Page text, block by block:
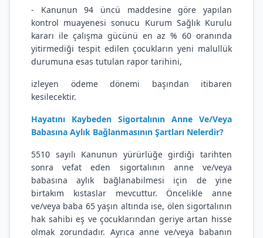
- Kanunun 94 üncü maddesine göre yapılan
kontrol muayenesi sonucu Kurum Sağlık Kurulu
kararı ile çalışma gücünü en az % 60 oranında
yitirmediği tespit edilen çocukların yeni malullük
durumuna esas tutulan rapor tarihini,
izleyen ödeme dönemi başından itibaren
kesilecektir.
Hayatını Kaybeden Sigortalının Anne Ve/Veya
Babasına Aylık Bağlanmasının Şartları Nelerdir?
5510 sayılı Kanunun yürürlüğe girdiği tarihten
sonra vefat eden sigortalının anne ve/veya
babasına aylık bağlanabilmesi için de yine
birtakım kıstaslar mevcuttur. Öncelikle anne
ve/veya baba 65 yaşın altında ise, ölen sigortalının
hak sahibi eş ve çocuklarından geriye artan hisse
olmak zorundadır. Ayrıca anne ve/veya babanın